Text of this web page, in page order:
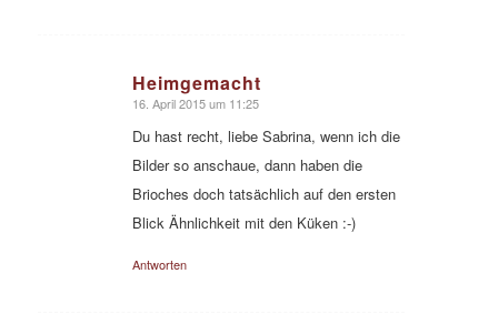
Heimgemacht
sagte:
16. April 2015 um 11:25
Du hast recht, liebe Sabrina, wenn ich die
Bilder so anschaue, dann haben die
Brioches doch tatsächlich auf den ersten
Blick Ähnlichkeit mit den Küken :-)
Antworten